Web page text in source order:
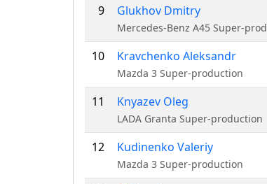
9 Glukhov Dmitry
Mercedes-Benz A45 Super-
10 Kravchenko Aleksandr
Mazda 3 Super-production
11 Knyazev Oleg
LADA Granta Super-production
12 Kudinenko Valeriy
Mazda 3 Super-production